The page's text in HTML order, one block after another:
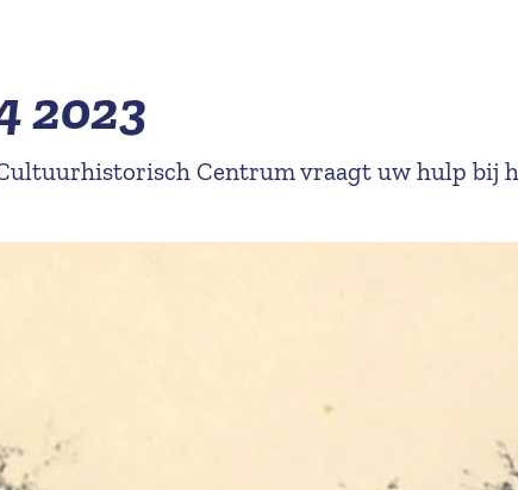
2023
Centrum vraagt uw hulp bij